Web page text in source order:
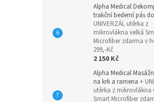
Alpha Medical
trakční bederní pás
UNIVERZÁL utěrka z
mikrovlákna velká
Microfiber zdarma v
299,-Kč
2 150 Kč
Alpha Medical
na krk a ramena +
utěrka z mikrovlákna
Smart Microfiber